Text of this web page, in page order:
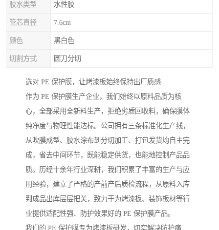
胶水类型 水性胶
管芯直径 7.6cm
颜色 黑白色
切割方式 圆刀分切
选对 PE 保护膜，让烤漆板始终保持出厂质感
作为 PE 保护膜生产企业，我们始终以原料品质为核
心，全部采用全新料生产，拒绝劣质回收料，确保膜体
纯净度与物理性能达标。公司拥有三条标准化生产线，
从吹膜成型、胶水涂布到分切加工、打包发货均自主完
成，省去中间环节，既能稳定供货，也能地控制产品品
质。历经十余年行业深耕，我们积累了丰富的生产与应
用经验，建立了严格的产前产后质检流程，从原料入库
到成品出库层层把关，致力于为烤漆板、装饰板材等行
业提供适配性强、防护效果好的 PE 保护膜产品。
我们的 PE 保护膜专为烤漆板研发，切实解决防护痛